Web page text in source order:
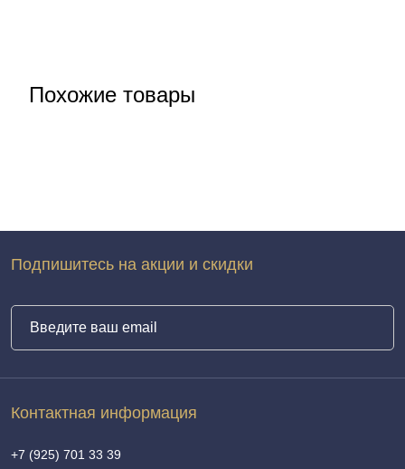
Похожие товары
Контактная информация
+7 (925) 701 33 39
Подпишитесь на акции и скидки